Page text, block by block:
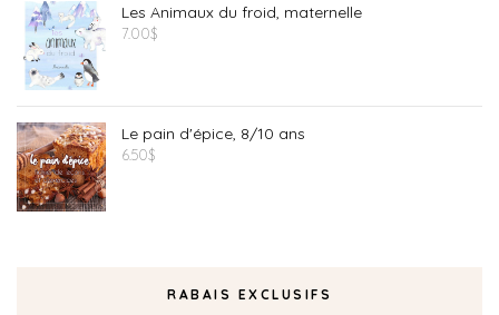
Les Animaux du froid, maternelle
7.00$
Le pain d'épice, 8/10 ans
6.50$
RABAIS EXCLUSIFS